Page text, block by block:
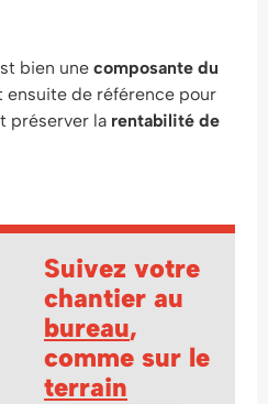
bien une composante du
ensuite de référence pour
préserver la rentabilité de
Suivez votre
chantier au
bureau,
comme sur le
terrain